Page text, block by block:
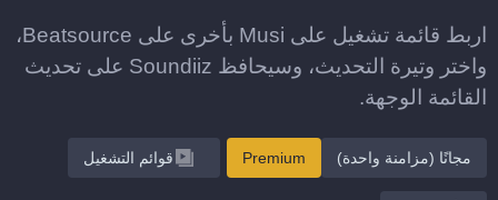
اربط قائمة تشغيل على Musi بأخرى على Beatsource،
واختر وتيرة التحديث، وسيحافظ Soundiiz على تحديث
القائمة الوجهة.
مجانًا (مزامنة واحدة) Premium قوائم التشغيل